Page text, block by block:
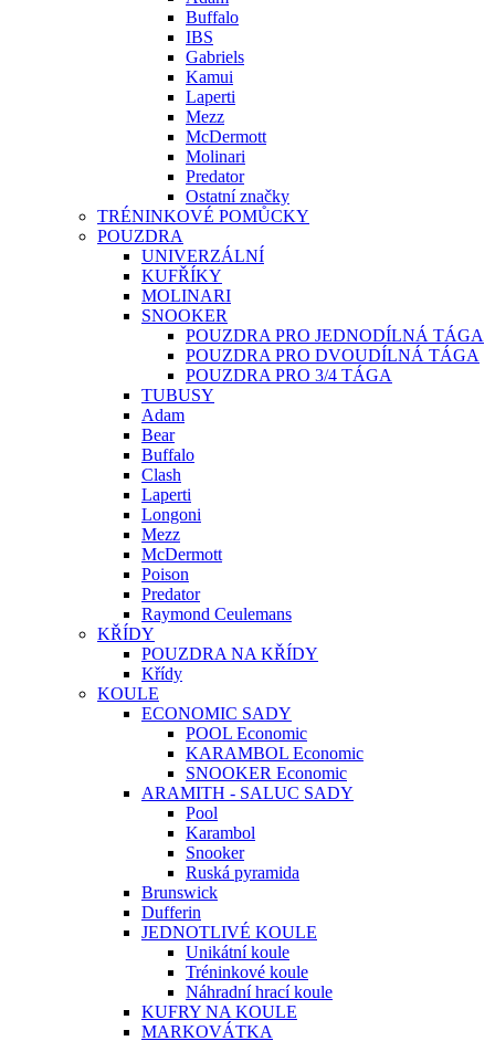
Buffalo
IBS
Gabriels
Kamui
Laperti
Mezz
McDermott
Molinari
Predator
Ostatní značky
TRÉNINKOVÉ POMŮCKY
POUZDRA
UNIVERZÁLNÍ
KUFŘÍKY
MOLINARI
SNOOKER
POUZDRA PRO JEDNODÍLNÁ TÁGA
POUZDRA PRO DVOUDÍLNÁ TÁGA
POUZDRA PRO 3/4 TÁGA
TUBUSY
Adam
Bear
Buffalo
Clash
Laperti
Longoni
Mezz
McDermott
Poison
Predator
Raymond Ceulemans
KŘÍDY
POUZDRA NA KŘÍDY
Křídy
KOULE
ECONOMIC SADY
POOL Economic
KARAMBOL Economic
SNOOKER Economic
ARAMITH - SALUC SADY
Pool
Karambol
Snooker
Ruská pyramida
Brunswick
Dufferin
JEDNOTLIVÉ KOULE
Unikátní koule
Tréninkové koule
Náhradní hrací koule
KUFRY NA KOULE
MARKOVÁTKA